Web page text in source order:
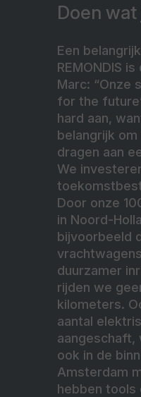
Doen
Een
REMONDIS
Marc: “Onze
for the
hard aan,
belangrijk
dragen aan
We
Door onze
in Noord-
bijvoorbeeld
duurzamer
rijden we
kilometers.
aantal
aangeschaft,
ook in de
Amsterdam
hebben tools